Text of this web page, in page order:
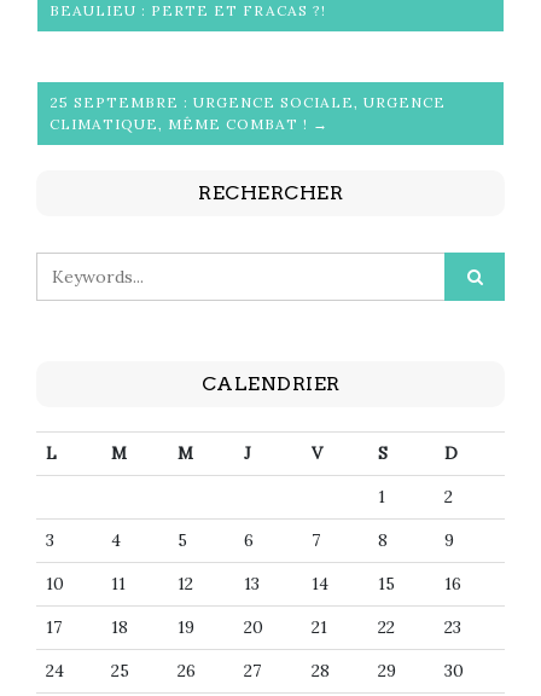
BEAULIEU : PERTE ET FRACAS ?!
25 SEPTEMBRE : URGENCE SOCIALE, URGENCE
CLIMATIQUE, MÊME COMBAT ! →
RECHERCHER
CALENDRIER
L M M J V S
D
1
2
3
4 5 6 7 8
9
10
11 12 13 14 15
16
17
18 19 20 21 22
23
24
25 26 27 28 29
30